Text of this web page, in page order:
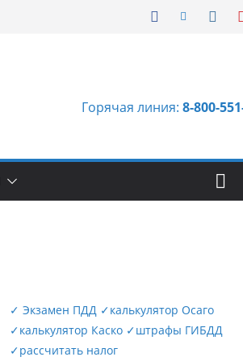
Горячая линия: 8-800-
✓ Экзамен ПДД ✓калькулятор Осаго
✓калькулятор Каско ✓штрафы ГИБДД
✓рассчитать налог